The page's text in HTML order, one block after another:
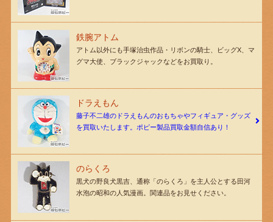
鉄腕アトム
アトム以外にも手塚治虫作品・リボンの騎士、ビッグX、マ
グマ大使、ブラックジャックなどをお買取り。
ドラえもん
藤子不二雄のドラえもんのおもちゃやフィギュア・グッズ
を買取いたします。ポピー製品買取金額自信あり！
のらくろ
黒犬の野良犬黒吉、通称「のらくろ」を主人公とする田河
水泡の昭和の人気漫画。関連品をお見せください。